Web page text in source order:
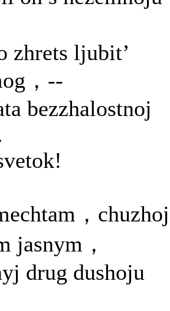
zhrets ljubit’
，--
bezzhalostnoj
，chuzhoj
jasnym，
drug dushoju